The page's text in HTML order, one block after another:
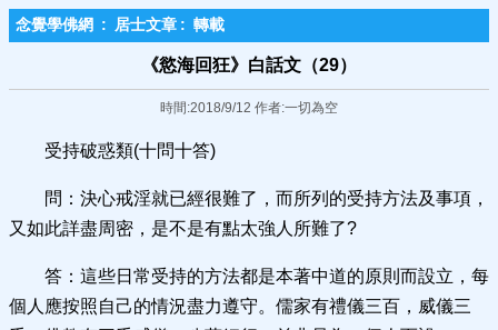
念覺學佛網 : 居士文章 : 轉載
《慾海回狂》白話文（29）
時間:2018/9/12 作者:一切為空
受持破惑類(十問十答)
問：決心戒淫就已經很難了，而所列的受持方法及事項，
又如此詳盡周密，是不是有點太強人所難了?
答：這些日常受持的方法都是本著中道的原則而設立，每
個人應按照自己的情況盡力遵守。儒家有禮儀三百，威儀三